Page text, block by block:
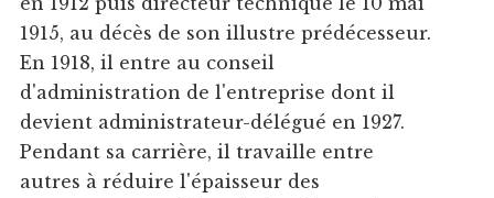
1915, au décès de son illustre prédécesseur.
En 1918, il entre au conseil
d'administration de l'entreprise dont il
devient administrateur-délégué en 1927.
Pendant sa carrière, il travaille entre
autres à réduire l'épaisseur des